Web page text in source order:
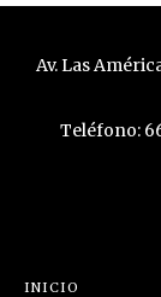
Av. Las
Teléfono:
INICIO